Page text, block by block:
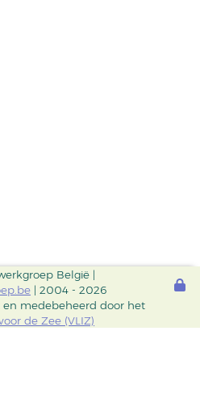
België |
| 2004 - 2026
en medebeheerd door het
de Zee (VLIZ)